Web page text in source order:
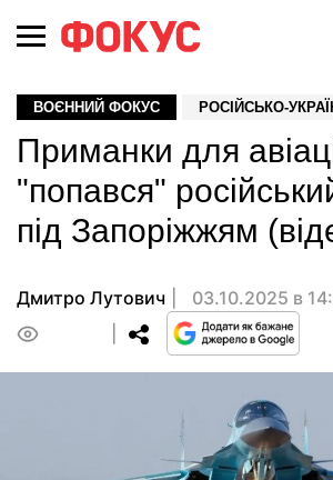
ВОЄННИЙ ФОКУС РОСІЙСЬКО-
Приманки для
"попався"
під Запоріжжям
Дмитро Лутович
03.10.2025 в